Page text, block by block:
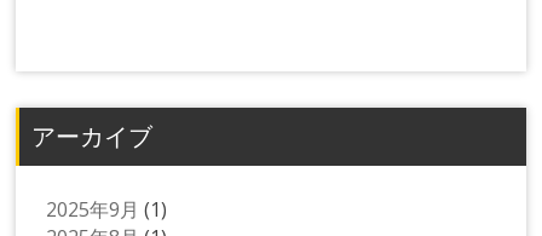
アーカイブ
2025年9月 (1)